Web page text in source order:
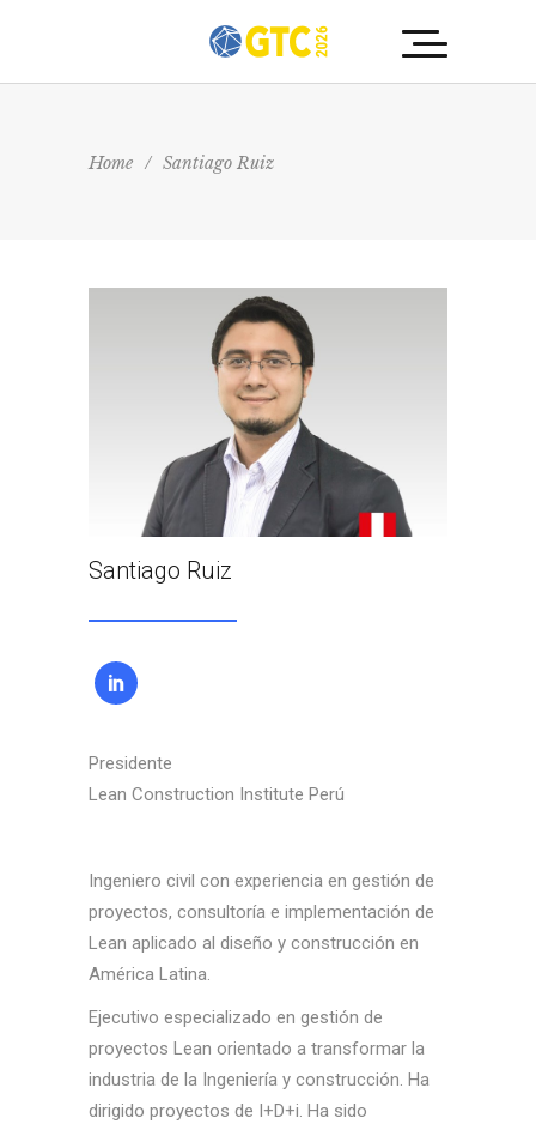
Home / Santiago Ruiz
Santiago Ruiz
Presidente
Lean Construction Institute Perú
Ingeniero civil con experiencia en gestión de
proyectos, consultoría e implementación de
Lean aplicado al diseño y construcción en
América Latina.
Ejecutivo especializado en gestión de
proyectos Lean orientado a transformar la
industria de la Ingeniería y construcción. Ha
dirigido proyectos de I+D+i. Ha sido